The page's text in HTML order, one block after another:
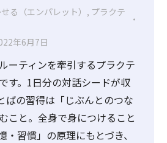
る（エンパレット） , プラクテ
年6月7日
ーティンを牽引するプラクテ
す。1日分の対話シードが収
ばの習得は「じぶんとのつな
こと。全身で身につけること
・習慣」の原理にもとづき、